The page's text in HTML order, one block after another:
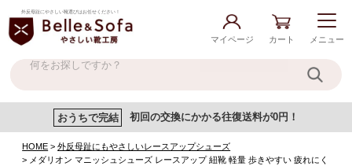
外反母趾にやさしい靴選びはお任せください！
マイページ カート メニュー
おうちで完結 初回の交換にかかる往復送料が0円！
HOME
外反母趾にもやさしいレースアップシューズ
メダリオン マニッシュシューズ レースアップ 紐靴 軽量 歩きやすい 疲れにく